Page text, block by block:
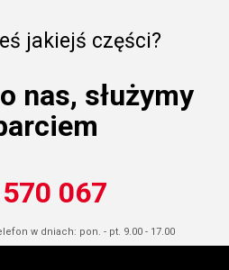
jakiejś części?
nas, służymy
067
w dniach: pon. - pt. 9.00 - 17.00